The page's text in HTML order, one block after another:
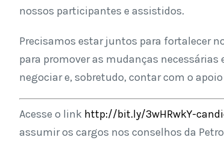
nossos participantes e assistidos.
Precisamos estar juntos para fortalecer
para promover as mudanças
negociar e, sobretudo, contar com o
Acesse o link http://bit.ly/3wHRwkY-
assumir os cargos nos conselhos da